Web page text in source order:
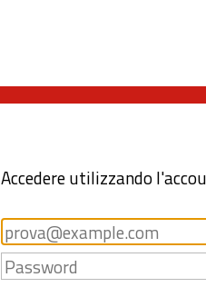
Accedere utilizzando